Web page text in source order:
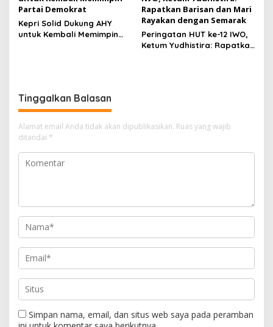
Kepri Solid Dukung AHY
untuk Kembali Memimpin
Peringatan HUT ke-12 IWO,
Ketum Yudhistira: Rapatkan
Tinggalkan Balasan
Alamat email Anda tidak akan dipublikasikan. Ruas yang wajib
ditandai *
Simpan nama, email, dan situs web saya pada peramban